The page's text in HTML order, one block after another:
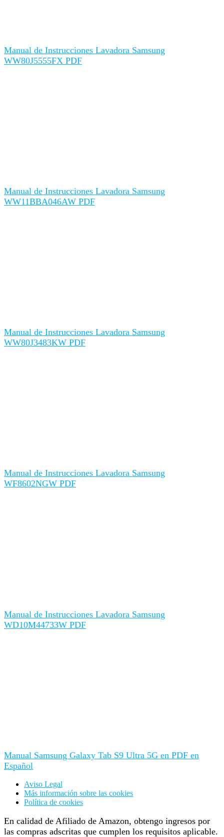
Manual de Instrucciones Lavadora Samsung
WW80J5555FX PDF
Manual de Instrucciones Lavadora Samsung
WW11BBA046AW PDF
Manual de Instrucciones Lavadora Samsung
WW80J3483KW PDF
Manual de Instrucciones Lavadora Samsung
WF8602NGW PDF
Manual de Instrucciones Lavadora Samsung
WD10M44733W PDF
Manual Samsung Galaxy Tab S9 Ultra 5G en PDF en
Español
Aviso Legal
Más información sobre las cookies
Política de cookies
En calidad de Afiliado de Amazon, obtengo ingresos por
las compras adscritas que cumplen los requisitos aplicable.